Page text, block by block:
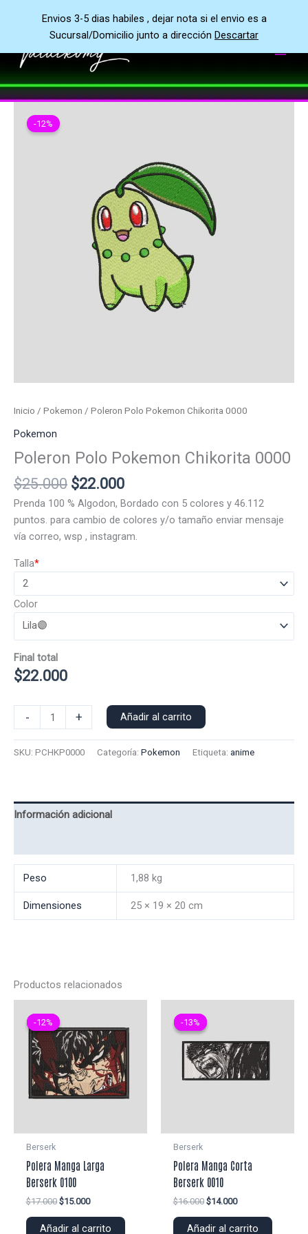
Envios 3-5 dias habiles , dejar nota si el envio es a
Sucursal/Domicilio junto a dirección Descartar
-12%
Inicio / Pokemon / Poleron Polo Pokemon Chikorita 0000
Pokemon
Poleron Polo Pokemon Chikorita 0000
$25.000 El
precio
original
era:
$22.000El
precio
actual
es:
Prenda 100 % Algodon, Bordado con 5 colores y 46.112
puntos. para cambio de colores y/o tamaño enviar mensaje
vía correo, wsp , instagram.
*
Talla
Color
Final total
$22.000
-
Polo
+ Añadir al carrito
SKU: PCHKP0000 Categoría: Pokemon Etiqueta: anime
Información adicional
Peso 1,88 kg
Dimensiones 25 × 19 × 20 cm
Productos relacionados
-12%
-12%
Berserk
Polera Manga Larga
Berserk 0100
$17.000 El
original
$15.000El
actual
Añadir al carrito
-13%
-13%
Berserk
Polera Manga Corta
Berserk 0010
$16.000 El
original
$14.000El
actual
Añadir al carrito